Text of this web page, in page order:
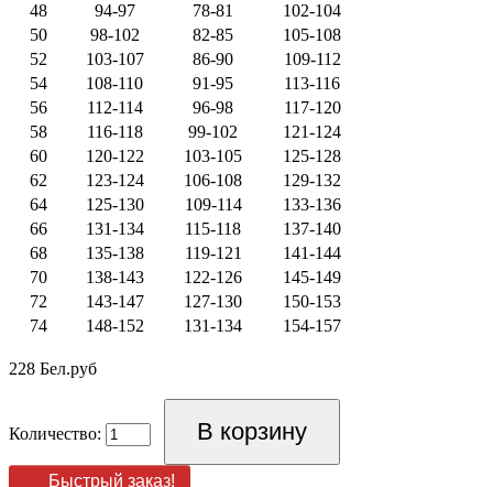
48
94-97 78-81
102-104
50
98-102 82-85
105-108
52
103-107 86-90
109-112
54
108-110 91-95
113-116
56
112-114 96-98
117-120
58
116-118 99-102
121-124
60
120-122 103-105
125-128
62
123-124 106-108
129-132
64
125-130 109-114
133-136
66
131-134 115-118
137-140
68
135-138 119-121
141-144
70
138-143 122-126
145-149
72
143-147 127-130
150-153
74
148-152 131-134 154-157
228 Бел.руб
Количество:
Быстрый заказ!